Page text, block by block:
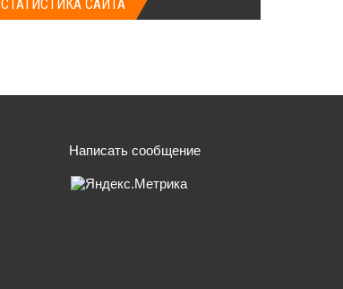
СТАТИСТИКА САЙТА
Написать сообщение